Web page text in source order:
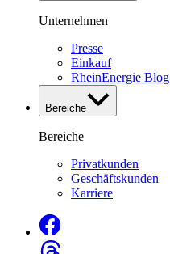
Unternehmen
Presse
Einkauf
RheinEnergie Blog
Bereiche
Bereiche
Privatkunden
Geschäftskunden
Karriere